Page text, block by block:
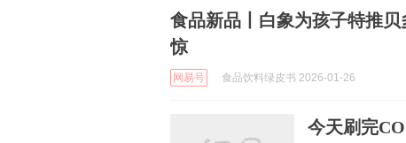
食品新品丨白象为孩子特推
惊
网易号 食品饮料绿皮书 2026-01-26
今天刷完